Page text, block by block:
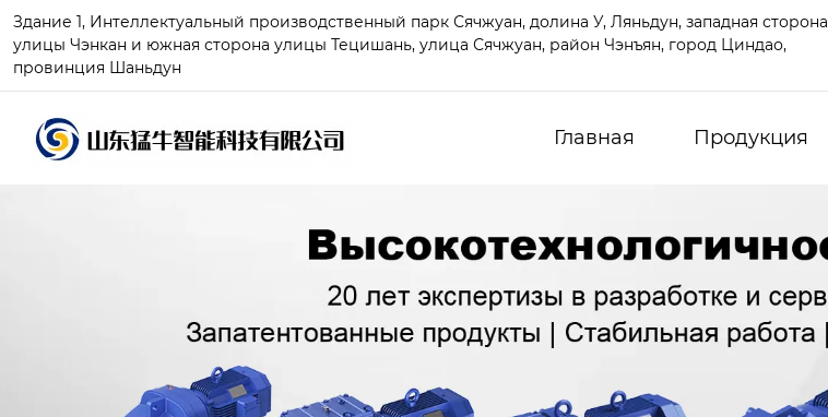
Здание 1, Интеллектуальный производственный парк Сячжуан, долина У, Ляньдун, западная сторона
улицы Чэнкан и южная сторона улицы Тецишань, улица Сячжуан, район Чэнъян, город Циндао,
провинция Шаньдун
Главная Продукция